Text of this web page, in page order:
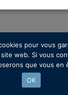
pour vous
web. Si vous
que vous en
OK